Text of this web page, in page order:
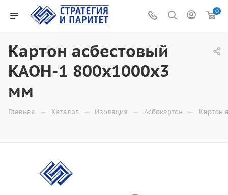
0
Картон асбестовый
КАОН-1 800x1000x3
мм
Главная — Каталог — Изоляция — Асбокартон — Картон